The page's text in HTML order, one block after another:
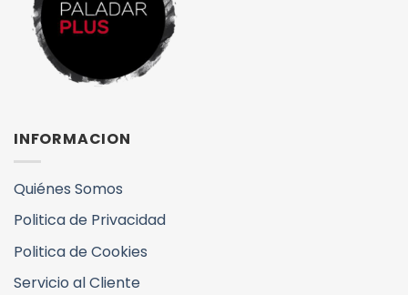
INFORMACION
Quiénes Somos
Politica de Privacidad
Politica de Cookies
Servicio al Cliente